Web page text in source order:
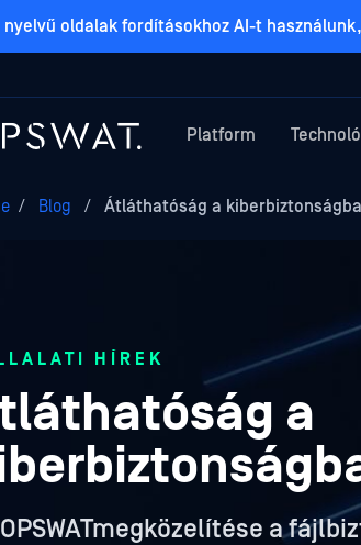
nyelvű oldalak fordításokhoz AI-t
Platform
/ Blog / Átláthatóság a
HÍREK
a
a